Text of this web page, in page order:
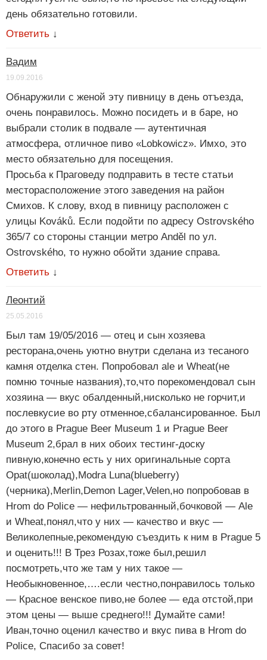
день обязательно готовили.
Ответить ↓
Вадим
19.09.2016
Обнаружили с женой эту пивницу в день отъезда,
очень понравилось. Можно посидеть и в баре, но
выбрали столик в подвале — аутентичная
атмосфера, отличное пиво «Lobkowicz». Имхо, это
место обязательно для посещения.
Просьба к Праговеду подправить в тесте статьи
месторасположение этого заведения на район
Смихов. К слову, вход в пивницу расположен с
улицы Kováků. Если подойти по адресу Ostrovského
365/7 со стороны станции метро Anděl по ул.
Ostrovského, то нужно обойти здание справа.
Ответить ↓
Леонтий
25.05.2016
Был там 19/05/2016 — отец и сын хозяева
ресторана,очень уютно внутри сделана из тесаного
камня отделка стен. Попробовал ale и Wheat(не
помню точные названия),то,что порекомендовал сын
хозяина — вкус обалденный,нисколько не горчит,и
послевкусие во рту отменное,сбалансированное. Был
до этого в Prague Beer Museum 1 и Prague Beer
Museum 2,брал в них обоих тестинг-доску
пивную,конечно есть у них оригинальные сорта
Opat(шоколад),Modra Luna(blueberry)
(черника),Merlin,Demon Lager,Velen,но попробовав в
Hrom do Police — нефильтрованный,бочковой — Ale
и Wheat,понял,что у них — качество и вкус —
Великолепные,рекомендую съездить к ним в Prague 5
и оценить!!! В Трез Розах,тоже был,решил
посмотреть,что же там у них такое —
Необыкновенное,….если честно,понравилось только
— Красное венское пиво,не более — еда отстой,при
этом цены — выше среднего!!! Думайте сами!
Иван,точно оценил качество и вкус пива в Hrom do
Police, Спасибо за совет!